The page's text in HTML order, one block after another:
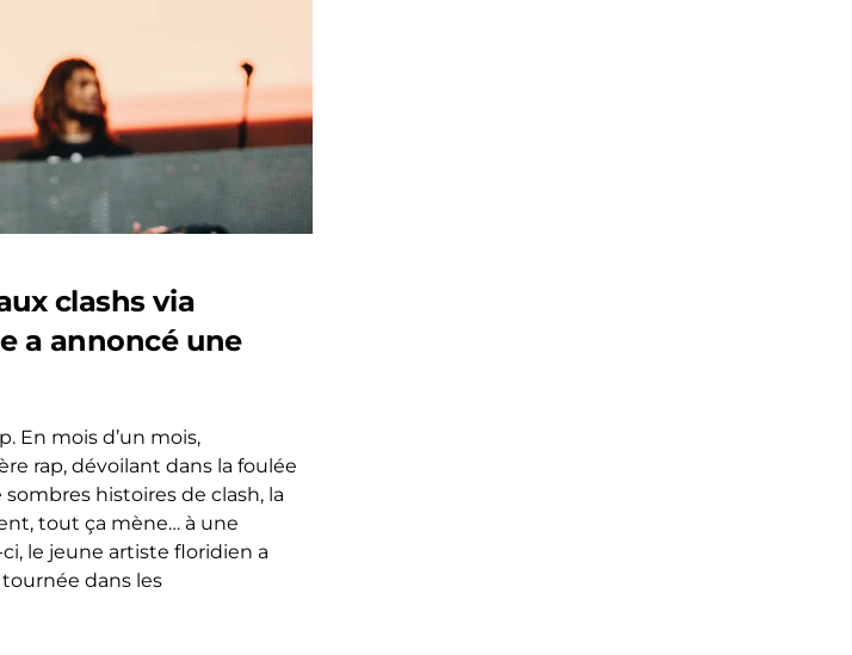
clashs via
a annoncé une
En mois d’un mois,
rap, dévoilant dans la foulée
sombres histoires de clash, la
tout ça mène… à une
le jeune artiste floridien a
dans les